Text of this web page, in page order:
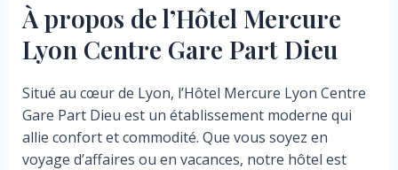
À propos de l’Hôtel Mercure
Lyon Centre Gare Part Dieu
Situé au cœur de Lyon, l’Hôtel Mercure Lyon Centre
Gare Part Dieu est un établissement moderne qui
allie confort et commodité. Que vous soyez en
voyage d’affaires ou en vacances, notre hôtel est